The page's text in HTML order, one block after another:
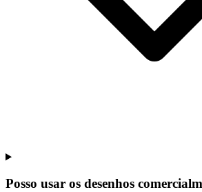
Posso usar os desenhos